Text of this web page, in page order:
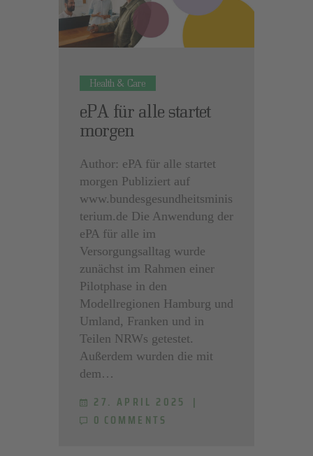
Health & Care
ePA für alle startet
morgen
Author: ePA für alle startet
morgen Publiziert auf
www.bundesgesundheitsminis
terium.de Die Anwendung der
ePA für alle im
Versorgungsalltag wurde
zunächst im Rahmen einer
Pilotphase in den
Modellregionen Hamburg und
Umland, Franken und in
Teilen NRWs getestet.
Außerdem wurden die mit
dem…
27. APRIL 2025
0 COMMENTS